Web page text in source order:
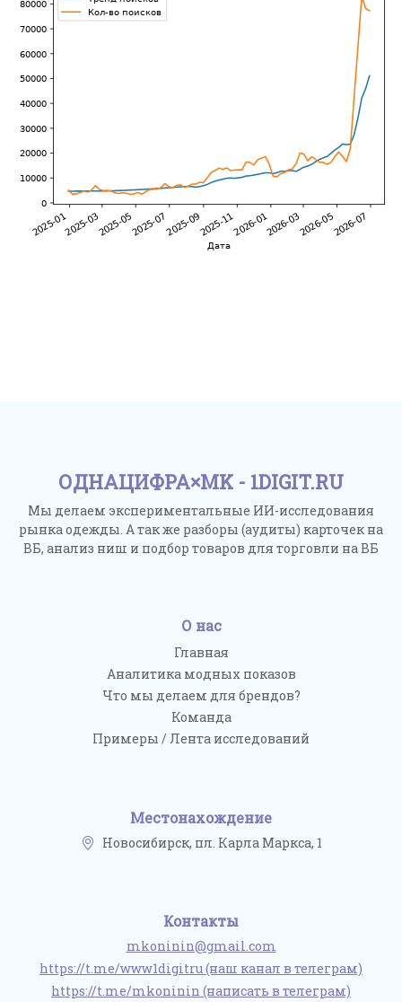
ОДНАЦИФРА×MK - 1DIGIT.RU
Мы делаем экспериментальные ИИ-исследования
рынка одежды. А так же разборы (аудиты) карточек на
ВБ, анализ ниш и подбор товаров для торговли на ВБ
О нас
Главная
Аналитика модных показов
Что мы делаем для брендов?
Команда
Примеры / Лента исследований
Местонахождение
Новосибирск, пл. Карла Маркса, 1
Контакты
mkoninin@gmail.com
https://t.me/www1digitru (наш канал в телеграм)
https://t.me/mkoninin (написать в телеграм)